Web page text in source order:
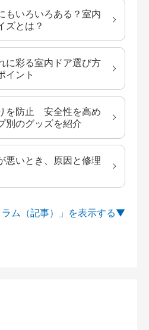
もいろいろある？室内
ズとは？
に彩る室内ドア選び方
イント
を防止 安全性を高め
別のグッズを紹介
悪いとき、原因と修理
ム（記事）」を